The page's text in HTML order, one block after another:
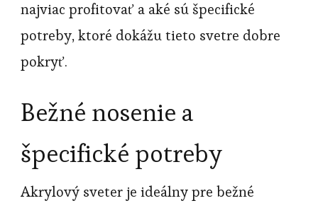
najviac profitovať a aké sú špecifické
potreby, ktoré dokážu tieto svetre dobre
pokryť.
Bežné nosenie a
špecifické potreby
Akrylový sveter je ideálny pre bežné